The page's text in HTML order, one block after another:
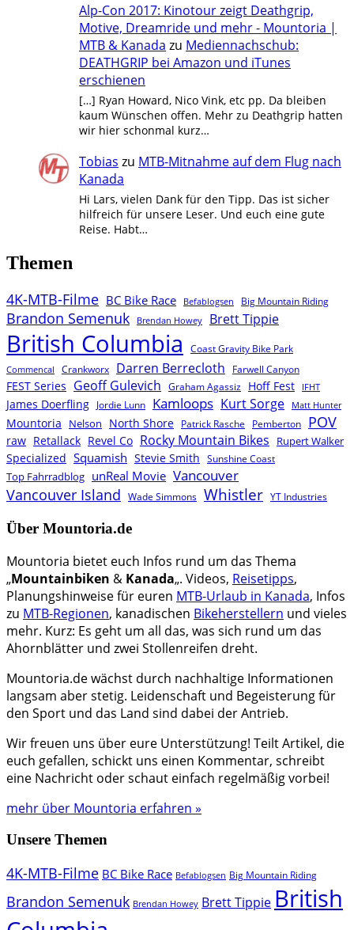
Alp-Con 2017: Kinotour zeigt Deathgrip,
Motive, Dreamride und mehr - Mountoria |
MTB & Kanada zu Mediennachschub:
DEATHGRIP bei Amazon und iTunes
erschienen
[…] Ryan Howard, Nico Vink, etc pp. Da bleiben
kaum Wünschen offen. Mehr zu Deathgrip hatten
wir hier schonmal kurz…
Tobias zu MTB-Mitnahme auf dem Flug nach
Kanada
Hi Lars, vielen Dank für den Tipp. Das ist sicher
hilfreich für unsere Leser. Und euch eine gute
Reise. Habt…
Themen
4K-MTB-Filme BC Bike Race Befablogsen Big Mountain Riding
Brandon Semenuk Brendan Howey Brett Tippie
British Columbia Coast Gravity Bike Park
Commencal Crankworx Darren Berrecloth Farwell Canyon
FEST Series Geoff Gulevich Graham Agassiz Hoff Fest IFHT
James Doerfling Jordie Lunn Kamloops Kurt Sorge Matt Hunter
Mountoria Nelson North Shore Patrick Rasche Pemberton POV
raw Retallack Revel Co Rocky Mountain Bikes
Rupert Walker
Specialized Squamish Stevie Smith Sunshine Coast
Top Fahrradblog unReal Movie Vancouver
Vancouver Island Wade Simmons Whistler YT Industries
Über Mountoria.de
Mountoria bietet euch Infos rund um das Thema
„Mountainbiken & Kanada„. Videos, Reisetipps,
Planungshinweise für euren MTB-Urlaub in Kanada, Infos
zu MTB-Regionen, kanadischen Bikeherstellern und vieles
mehr. Kurz: Es geht um all das, was sich rund um das
Ahornblätter und zwei Stollenreifen dreht.
Mountoria.de wächst durch nachhaltige Informationen
langsam aber stetig. Leidenschaft und Begeisterung für
den Sport und das Land sind dabei der Antrieb.
Wir freuen uns über eure Unterstützung! Teilt Artikel, die
euch gefallen, schickt uns einen Kommentar, schreibt
eine Nachricht oder schaut einfach regelmäßig vorbei!
mehr über Mountoria erfahren »
Unsere Themen
4K-MTB-Filme BC Bike Race Befablogsen Big Mountain Riding
Brandon Semenuk Brendan Howey Brett Tippie British